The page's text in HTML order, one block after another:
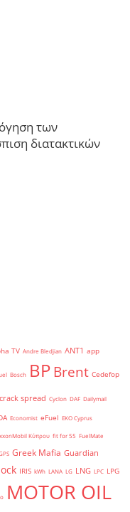
των
διατακτικών
TV Andre Bledjian ANT1 app
Bosch BPBrent Cedefop
crack spread Cyclon DAF Dailymail
Economist eFuel EKO Cyprus
Κύπρου fit for 55 FuelMate
Greek Mafia Guardian
IRIS kWh LANA LG LNG LPC LPG
MOTOR OIL